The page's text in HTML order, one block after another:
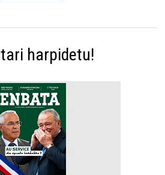
harpidetu!